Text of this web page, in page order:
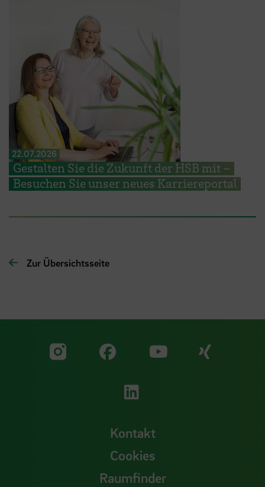
22.07.2026
Gestalten Sie die Zukunft der HSB mit –
Besuchen Sie unser neues Karriereportal
Zur Übersichtsseite
Zu unserer Facebook
Zu
Zu unserer
Kontakt
Cookies
Raumfinder